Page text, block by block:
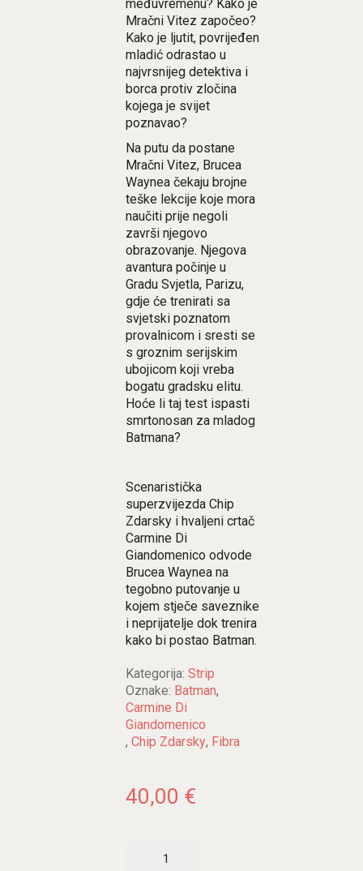
međuvremenu? Kako je
Mračni Vitez započeo?
Kako je ljutit, povrijeđen
mladić odrastao u
najvrsnijeg detektiva i
borca protiv zločina
kojega je svijet
poznavao?
Na putu da postane
Mračni Vitez, Brucea
Waynea čekaju brojne
teške lekcije koje mora
naučiti prije negoli
završi njegovo
obrazovanje. Njegova
avantura počinje u
Gradu Svjetla, Parizu,
gdje će trenirati sa
svjetski poznatom
provalnicom i sresti se
s groznim serijskim
ubojicom koji vreba
bogatu gradsku elitu.
Hoće li taj test ispasti
smrtonosan za mladog
Batmana?
Scenaristička
superzvijezda Chip
Zdarsky i hvaljeni crtač
Carmine Di
Giandomenico odvode
Brucea Waynea na
tegobno putovanje u
kojem stječe saveznike
i neprijatelje dok trenira
kako bi postao Batman.
Kategorija: Strip
Oznake: Batman,
Carmine Di
Giandomenico
, Chip Zdarsky, Fibra
40,00 €